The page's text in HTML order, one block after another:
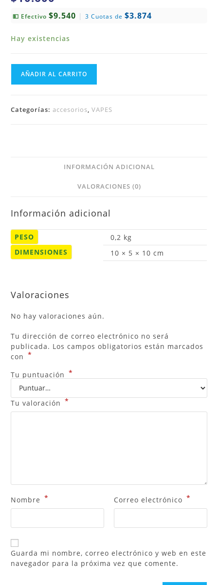
💵 Efectivo$9.540 | 3 Cuotas de$3.874
Hay existencias
AÑADIR AL CARRITO
Categorías:accesorios,VAPES
INFORMACIÓN ADICIONAL
VALORACIONES (0)
Información adicional
PESO
0,2 kg
DIMENSIONES
10 × 5 × 10 cm
Valoraciones
No hay valoraciones aún.
Tu dirección de correo electrónico no será
publicada. Los campos obligatorios están marcados
con *
Tu puntuación *
Tu valoración *
Nombre * Correo electrónico *
Guarda mi nombre, correo electrónico y web en este
navegador para la próxima vez que comente.